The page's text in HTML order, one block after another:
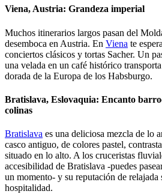
Viena, Austria: Grandeza imperial
Muchos itinerarios largos pasan del
desemboca en Austria. En Viena te
conciertos clásicos y tortas Sacher. Un
una velada en un café histórico
dorada de la Europa de los Habsburgo.
Bratislava, Eslovaquia: Encanto
colinas
Bratislava es una deliciosa mezcla de lo
casco antiguo, de colores pastel,
situado en lo alto. A los cruceristas
accesibilidad de Bratislava -puedes
un momento- y su reputación de
hospitalidad.